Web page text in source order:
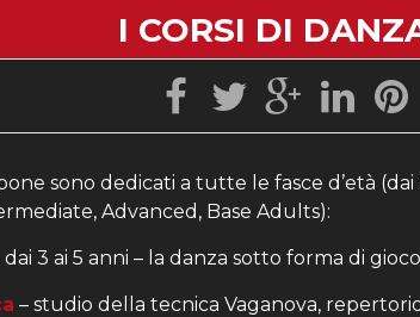
I CORSI DI
sono dedicati a tutte le fasce d’età
Advanced, Base Adults):
dai 3 ai 5 anni – la danza sotto forma di gioco
– studio della tecnica Vaganova,